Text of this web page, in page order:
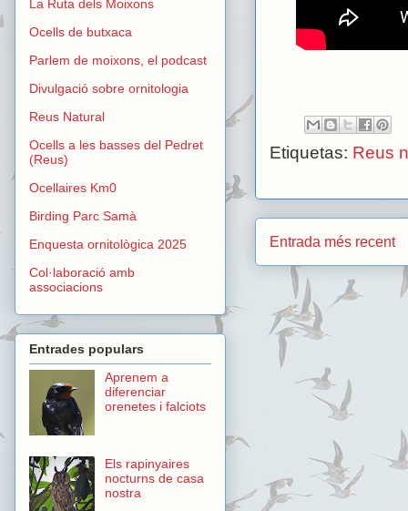
Etiquetas: Reus
Entrada més recent
La Ruta dels Moixons
Ocells de butxaca
Parlem de moixons, el podcast
Divulgació sobre ornitologia
Reus Natural
Ocells a les basses del Pedret
(Reus)
Ocellaires Km0
Birding Parc Samà
Enquesta ornitològica 2025
Col·laboració amb
associacions
Entrades populars
Aprenem a
diferenciar
orenetes i falciots
Els rapinyaires
nocturns de casa
nostra